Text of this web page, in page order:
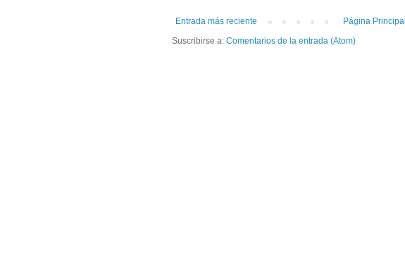
Entrada más reciente
Página Principal
Suscribirse a: Comentarios de la entrada (Atom)